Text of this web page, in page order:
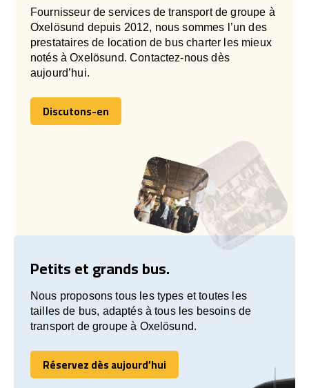
Fournisseur de services de transport de groupe à
Oxelösund depuis 2012, nous sommes l’un des
prestataires de location de bus charter les mieux
notés à Oxelösund. Contactez-nous dès
aujourd’hui.
Discutons-en
Discutons-en
Petits et grands bus.
Nous proposons tous les types et toutes les
tailles de bus, adaptés à tous les besoins de
transport de groupe à Oxelösund.
Réservez dès aujourd’hui
Réservez dès aujourd’hui